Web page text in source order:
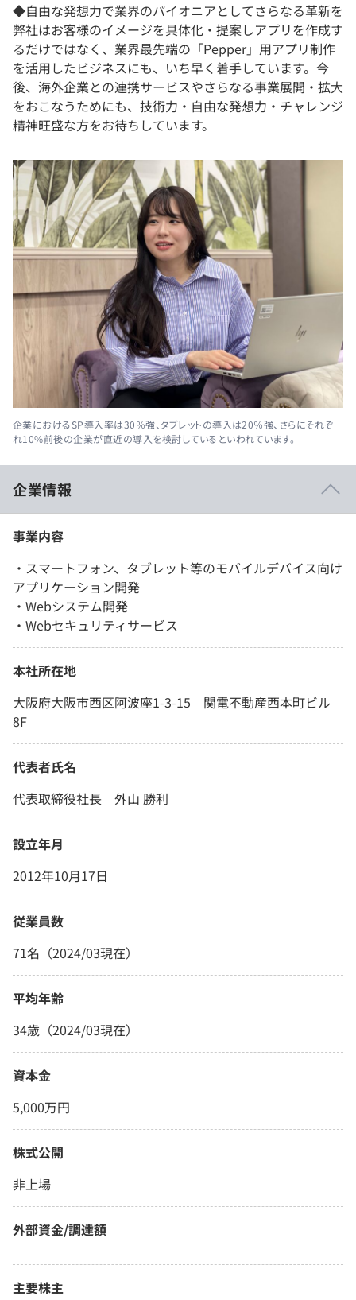
◆自由な発想力で業界のパイオニアとしてさらなる革新を
弊社はお客様のイメージを具体化・提案しアプリを作成す
るだけではなく、業界最先端の「Pepper」用アプリ制作
を活用したビジネスにも、いち早く着手しています。今
後、海外企業との連携サービスやさらなる事業展開・拡大
をおこなうためにも、技術力・自由な発想力・チャレンジ
精神旺盛な方をお待ちしています。
企業におけるSP導入率は30％強、タブレットの導入は20％強、さらにそれぞ
れ10%前後の企業が直近の導入を検討しているといわれています。
企業情報
事業内容
・スマートフォン、タブレット等のモバイルデバイス向け
アプリケーション開発
・Webシステム開発
・Webセキュリティサービス
本社所在地
大阪府大阪市西区阿波座1-3-15 関電不動産西本町ビル
8F
代表者氏名
代表取締役社長 外山 勝利
設立年月
2012年10月17日
従業員数
71名（2024/03現在）
平均年齢
34歳（2024/03現在）
資本金
5,000万円
株式公開
非上場
外部資金/調達額
主要株主